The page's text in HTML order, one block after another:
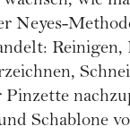
Neyes-
Reinigen,
Schablone